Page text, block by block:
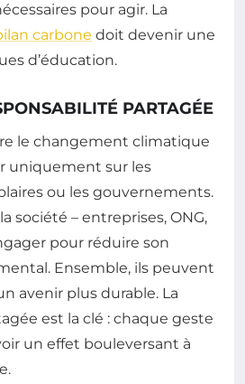
pour agir. La
carbone doit devenir une
d’éducation.
PARTAGÉE
le changement climatique
uniquement sur les
ou les gouvernements.
société – entreprises, ONG,
pour réduire son
Ensemble, ils peuvent
avenir plus durable. La
est la clé : chaque geste
un effet bouleversant à